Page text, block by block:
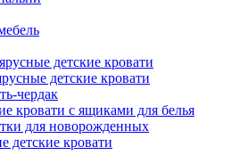
детские кровати
детские кровати
чердак
кровати с ящиками для белья
для новорожденных
детские кровати